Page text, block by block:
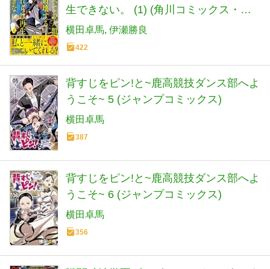
生できない。 (1) (角川コミックス・エ
ース)
横田卓馬 伊瀬勝良
422
背すじをピン!と~鹿高競技ダンス部へよ
うこそ~ 5 (ジャンプコミックス)
横田卓馬
387
背すじをピン!と~鹿高競技ダンス部へよ
うこそ~ 6 (ジャンプコミックス)
横田卓馬
356